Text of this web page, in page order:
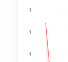
1
1
1